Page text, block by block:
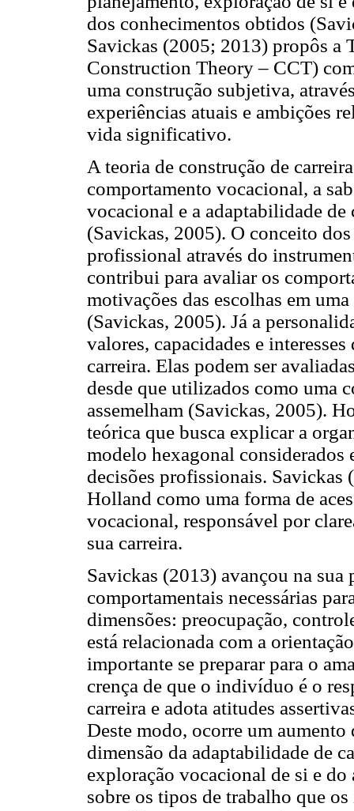
dos conhecimentos obtidos
Savickas (2005; 2013) propôs a
Construction Theory – CCT)
uma construção subjetiva,
experiências atuais e ambições
vida significativo.
A teoria de construção de
comportamento vocacional, a
vocacional e a adaptabilidade
(Savickas, 2005). O conceito
profissional através do
contribui para avaliar os
motivações das escolhas em
(Savickas, 2005). Já a
valores, capacidades e
carreira. Elas podem ser
desde que utilizados como uma
assemelham (Savickas, 2005).
teórica que busca explicar a
modelo hexagonal considerados
decisões profissionais. Savickas
Holland como uma forma de
vocacional, responsável por
sua carreira.
Savickas (2013) avançou na sua
comportamentais necessárias
dimensões: preocupação,
está relacionada com a
importante se preparar para o
crença de que o indivíduo é o
carreira e adota atitudes
Deste modo, ocorre um
dimensão da adaptabilidade de
exploração vocacional de si e
sobre os tipos de trabalho que